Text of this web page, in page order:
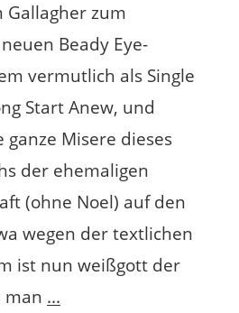
zum
Beady Eye-
vermutlich als Single
Start Anew, und
Misere dieses
der ehemaligen
(ohne Noel) auf den
wegen der textlichen
ist nun weißgott der
man ...